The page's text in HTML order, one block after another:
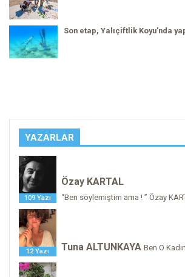
Son etap, Yalıçiftlik Koyu'nda
YAZARLAR
109 Yazı
Özay KARTAL
“Ben söylemiştim ama ! ” Özay
12 Yazı Tuna ALTUNKAYA Ben O